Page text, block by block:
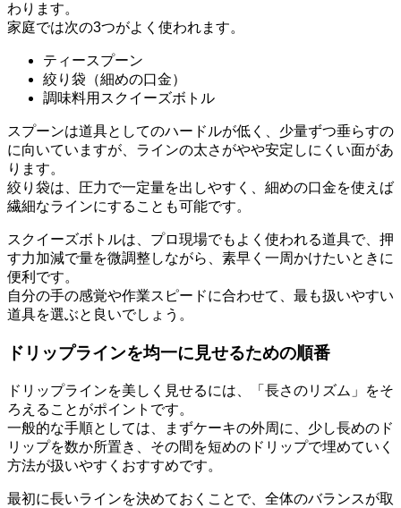
わります。
家庭では次の3つがよく使われます。
ティースプーン
絞り袋（細めの口金）
調味料用スクイーズボトル
スプーンは道具としてのハードルが低く、少量ずつ垂らすの
に向いていますが、ラインの太さがやや安定しにくい面があ
ります。
絞り袋は、圧力で一定量を出しやすく、細めの口金を使えば
繊細なラインにすることも可能です。
スクイーズボトルは、プロ現場でもよく使われる道具で、押
す力加減で量を微調整しながら、素早く一周かけたいときに
便利です。
自分の手の感覚や作業スピードに合わせて、最も扱いやすい
道具を選ぶと良いでしょう。
ドリップラインを均一に見せるための順番
ドリップラインを美しく見せるには、「長さのリズム」をそ
ろえることがポイントです。
一般的な手順としては、まずケーキの外周に、少し長めのド
リップを数か所置き、その間を短めのドリップで埋めていく
方法が扱いやすくおすすめです。
最初に長いラインを決めておくことで、全体のバランスが取